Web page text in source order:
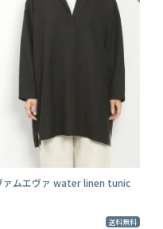
ァムエヴァ water linen tunic
送料無料